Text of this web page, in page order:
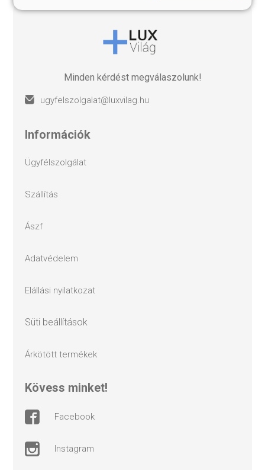
Minden kérdést megválaszolunk!
ugyfelszolgalat@luxvilag.hu
információk
ügyfélszolgálat
szállítás
ászf
adatvédelem
elállási nyilatkozat
süti beállítások
árkötött termékek
kövess minket!
facebook
instagram